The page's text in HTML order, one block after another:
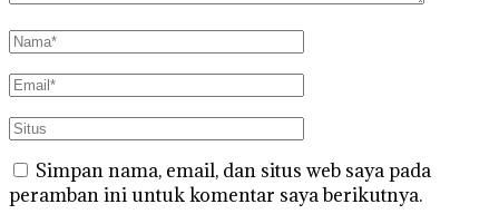
Simpan nama, email, dan situs web saya pada
peramban ini untuk komentar saya berikutnya.